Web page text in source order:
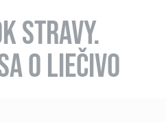
STRAVY.
O LIEČIVO